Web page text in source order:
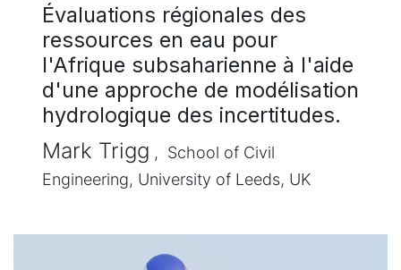
Évaluations régionales des
ressources en eau pour
l'Afrique subsaharienne à l'aide
d'une approche de modélisation
hydrologique des incertitudes.
Mark Trigg , School of Civil
Engineering, University of Leeds, UK